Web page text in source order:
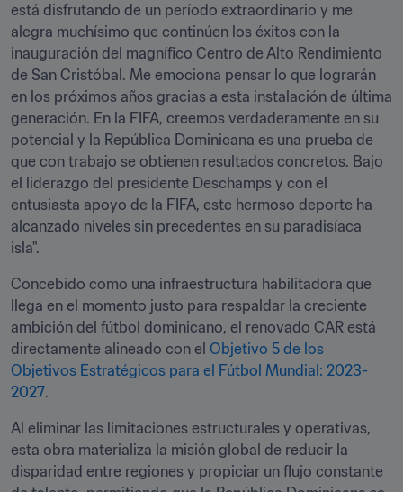
está disfrutando de un período extraordinario y me
alegra muchísimo que continúen los éxitos con la
inauguración del magnífico Centro de Alto Rendimiento
de San Cristóbal. Me emociona pensar lo que lograrán
en los próximos años gracias a esta instalación de última
generación. En la FIFA, creemos verdaderamente en su
potencial y la República Dominicana es una prueba de
que con trabajo se obtienen resultados concretos. Bajo
el liderazgo del presidente Deschamps y con el
entusiasta apoyo de la FIFA, este hermoso deporte ha
alcanzado niveles sin precedentes en su paradisíaca
isla".
Concebido como una infraestructura habilitadora que
llega en el momento justo para respaldar la creciente
ambición del fútbol dominicano, el renovado CAR está
directamente alineado con el Objetivo 5 de los
Objetivos Estratégicos para el Fútbol Mundial: 2023-
2027.
Al eliminar las limitaciones estructurales y operativas,
esta obra materializa la misión global de reducir la
disparidad entre regiones y propiciar un flujo constante